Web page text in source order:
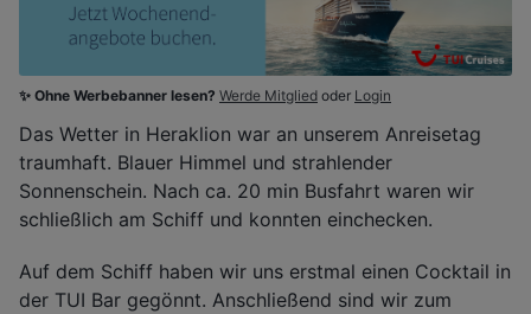
✨ Ohne Werbebanner lesen? Werde Mitglied oder Login
Das Wetter in Heraklion war an unserem Anreisetag
traumhaft. Blauer Himmel und strahlender
Sonnenschein. Nach ca. 20 min Busfahrt waren wir
schließlich am Schiff und konnten einchecken.
Auf dem Schiff haben wir uns erstmal einen Cocktail in
der TUI Bar gegönnt. Anschließend sind wir zum